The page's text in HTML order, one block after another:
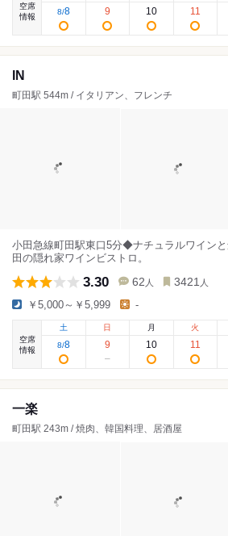
空席
情報
8/8 9 10 11
IN
町田駅 544m / イタリアン、フレンチ
小田急線町田駅東口5分◆ナチュラルワイン
田の隠れ家ワインビストロ。
3.30 62 人 3421 人
￥5,000～￥5,999 -
空席
情報
土
8/8
日
9
月
10
火
11
一楽
町田駅 243m / 焼肉、韓国料理、居酒屋